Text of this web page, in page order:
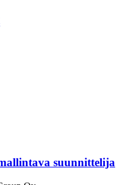
suunnittelija